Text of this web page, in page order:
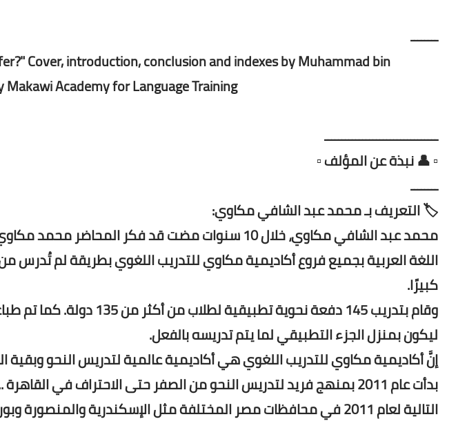
ــــــــ
Cover, introduction, conclusion and indexes by Muhammad bin
Academy for Language Training.
ـــــــــــــــــــــــــــــــــ
▫️ 👤 نبذة عن المؤلف ▫️
ــــــــ
🏷️ التعريف بـ محمد عبد الشافي مكاوي:
محمد عبد الشافي مكاوي، خلال 10 سنوات مضت قد فكر
اللغة العربية بجميع فروع أكاديمية مكاوي للتدريب اللغوي بطريقة لم
كبيرًا.
وقام بتدريب 145 دفعة نحوية
ليكون بمنزل الجزء التطبيقي لما يتم تدريسه بالفعل.
إنَّ أكاديمية مكاوي للتدريب اللغوي هي أكاديمية عالمية لتدريس النحو وبقية
بدأت عام 2011 بمنهج فريد لتدريس النحو من الصفر حتى الاحتراف في
التالية لعام 2011 في محافظات مصر المختلفة مثل الإسكندرية والمنصورة وبورسعيد.